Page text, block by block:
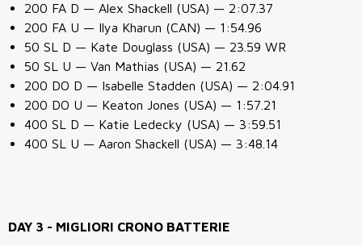
200 FA D — Alex Shackell (USA) — 2:07.37
200 FA U — Ilya Kharun (CAN) — 1:54.96
50 SL D — Kate Douglass (USA) — 23.59 WR
50 SL U — Van Mathias (USA) — 21.62
200 DO D — Isabelle Stadden (USA) — 2:04.91
200 DO U — Keaton Jones (USA) — 1:57.21
400 SL D — Katie Ledecky (USA) — 3:59.51
400 SL U — Aaron Shackell (USA) — 3:48.14
DAY 3 - MIGLIORI CRONO BATTERIE